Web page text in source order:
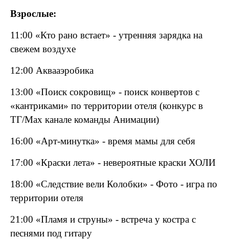
Взрослые:
11:00 «Кто рано встает» - утренняя зарядка на
свежем воздухе
12:00 Аквааэробика
13:00 «Поиск сокровищ» - поиск конвертов с
«кантриками» по территории отеля (конкурс в
ТГ/Max канале команды Анимации)
16:00 «Арт-минутка» - время мамы для себя
17:00 «Краски лета» - невероятные краски ХОЛИ
18:00 «Следствие вели Колобки» - Фото - игра по
территории отеля
21:00 «Пламя и струны» - встреча у костра с
песнями под гитару